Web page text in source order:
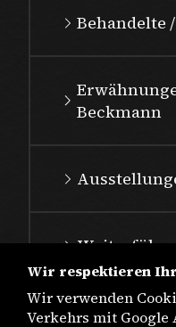
Behandelte
Beckmann
Wir respektieren
Wir verwenden
Verkehrs mit